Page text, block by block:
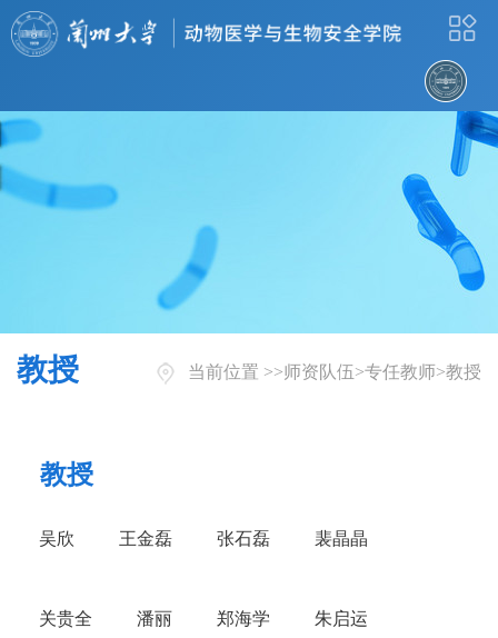
教授 当前位置 >>师资队伍>专任教师>教授
教授
吴欣 王金磊 张石磊 裴晶晶
关贵全 潘丽 郑海学 朱启运